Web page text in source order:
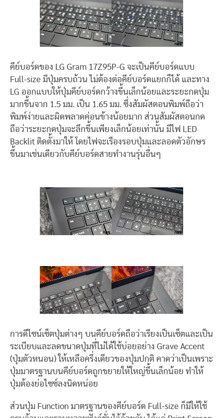
คีย์บอร์ดของ LG Gram 17Z95P-G จะเป็นคีย์บอร์ดแบบ
Full-size มีปุ่มครบถ้วน ไม่ต้องต่อคีย์บอร์ดแยกก็ได้ และทาง
LG ออกแบบให้ปุ่มคีย์บอร์ดกว้างขึ้นเล็กน้อยและระยะกดปุ่ม
มากขึ้นจาก 1.5 มม. เป็น 1.65 มม. ซึ่งสัมผัสตอนพิมพ์ถือว่า
พิมพ์ง่ายและผิดพลาดค่อนข้างน้อยมาก ส่วนสัมผัสตอนกด
ถือว่าระยะกดปุ่มจะลึกขึ้นเพียงเล็กน้อยเท่านั้น มีไฟ LED
Backlit ติดตั้งมาให้ โดยไฟจะเรืองรอบปุ่มและลอดตัวอักษร
ขึ้นมาเช่นเดียวกับคีย์บอร์ดสายทำงานรุ่นอื่นๆ
การดีไซน์เซ็ตปุ่มต่างๆ บนคีย์บอร์ดถือว่าเรียงเป็นเซ็ตและเป็น
ระเบียบและลดขนาดปุ่มที่ไม่ได้ใช้บ่อยอย่าง Grave Accent
(ปุ่มตัวหนอน) ให้เหลือครึ่งเดียวของปุ่มปกติ คาดว่าเป็นเพราะ
ปุ่มมาตรฐานบนคีย์บอร์ดถูกขยายให้ใหญ่ขึ้นเล็กน้อย ทำให้
ปุ่มต้องย่อไซซ์ลงนิดหน่อย
ส่วนปุ่ม Function มาตรฐานของคีย์บอร์ด Full-size ก็มีให้ใช้